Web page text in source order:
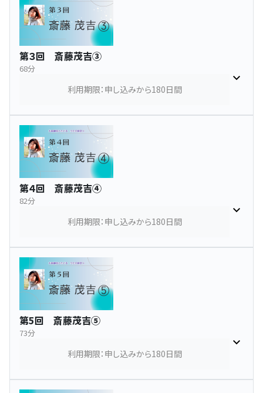
第３回 斎藤茂吉③
68分
利用期限：申し込みから180日間
第４回 斎藤茂吉④
82分
利用期限：申し込みから180日間
第5回 斎藤茂吉⑤
73分
利用期限：申し込みから180日間